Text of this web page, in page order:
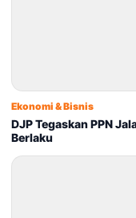
Ekonomi & Bisnis
DJP Tegaskan PPN
Berlaku